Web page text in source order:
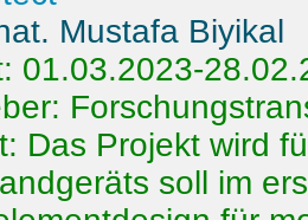
Mustafa Biyikal
01.03.2023-
Das Projekt wird
soll im